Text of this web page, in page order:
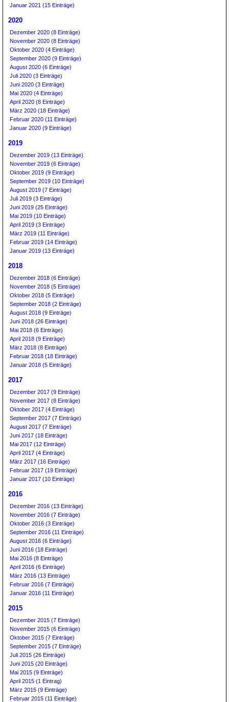
Januar 2021 (15 Einträge)
2020
Dezember 2020 (8 Einträge)
November 2020 (8 Einträge)
Oktober 2020 (4 Einträge)
September 2020 (9 Einträge)
August 2020 (6 Einträge)
Juli 2020 (3 Einträge)
Juni 2020 (3 Einträge)
Mai 2020 (4 Einträge)
April 2020 (8 Einträge)
März 2020 (18 Einträge)
Februar 2020 (11 Einträge)
Januar 2020 (9 Einträge)
2019
Dezember 2019 (13 Einträge)
November 2019 (6 Einträge)
Oktober 2019 (9 Einträge)
September 2019 (10 Einträge)
August 2019 (7 Einträge)
Juli 2019 (3 Einträge)
Juni 2019 (25 Einträge)
Mai 2019 (10 Einträge)
April 2019 (3 Einträge)
März 2019 (11 Einträge)
Februar 2019 (14 Einträge)
Januar 2019 (13 Einträge)
2018
Dezember 2018 (6 Einträge)
November 2018 (5 Einträge)
Oktober 2018 (5 Einträge)
September 2018 (2 Einträge)
August 2018 (9 Einträge)
Juni 2018 (26 Einträge)
Mai 2018 (6 Einträge)
April 2018 (9 Einträge)
März 2018 (8 Einträge)
Februar 2018 (18 Einträge)
Januar 2018 (5 Einträge)
2017
Dezember 2017 (9 Einträge)
November 2017 (8 Einträge)
Oktober 2017 (4 Einträge)
September 2017 (7 Einträge)
August 2017 (7 Einträge)
Juni 2017 (18 Einträge)
Mai 2017 (12 Einträge)
April 2017 (4 Einträge)
März 2017 (16 Einträge)
Februar 2017 (19 Einträge)
Januar 2017 (10 Einträge)
2016
Dezember 2016 (13 Einträge)
November 2016 (7 Einträge)
Oktober 2016 (3 Einträge)
September 2016 (11 Einträge)
August 2016 (6 Einträge)
Juni 2016 (18 Einträge)
Mai 2016 (8 Einträge)
April 2016 (6 Einträge)
März 2016 (13 Einträge)
Februar 2016 (7 Einträge)
Januar 2016 (11 Einträge)
2015
Dezember 2015 (7 Einträge)
November 2015 (6 Einträge)
Oktober 2015 (7 Einträge)
September 2015 (7 Einträge)
Juli 2015 (26 Einträge)
Juni 2015 (20 Einträge)
Mai 2015 (9 Einträge)
April 2015 (1 Eintrag)
März 2015 (9 Einträge)
Februar 2015 (11 Einträge)